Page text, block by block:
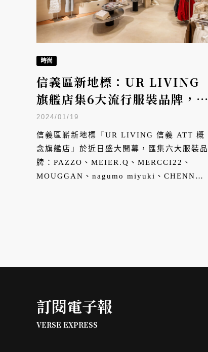
時尚
信義區新地標：UR LIVING
旗艦店集6大流行服裝品牌，人
氣早午餐BRUN不然驚喜進駐
2024/01/19
信義區嶄新地標「UR LIVING 信義 ATT 概
念旗艦店」於近日盛大開幕，匯集六大服裝品
牌：PAZZO、MEIER.Q、MERCCI22、
MOUGGAN、nagumo miyuki、CHENN
訂閱電子報
VERSE EXPRESS